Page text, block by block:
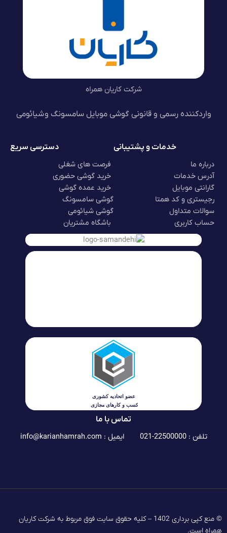
شرکت کاریان همراه
واردکننده رسمی و قانونی گوشی موبایل سامسونگ و شیائومی
خدمات و پشتیبانی
درباره ما
آدرس خدمات
گارانتی موبایل
رجیستری و کد همتا
سوالات متداول
حساب کاربری
دسترسی سریع
فرصت های شغلی
خرید گوشی حضوری
خرید عمده گوشی
گوشی سامسونگ
گوشی شیائومی
باشگاه مشتریان
تماس با ما
تلفن : 22500000-021 ایمیل : info@karianhamrah.com
© منع کپی برداری 1402 – کلیه حقوق سایت فوق مربوط به شرکت کاریان
همراه است.